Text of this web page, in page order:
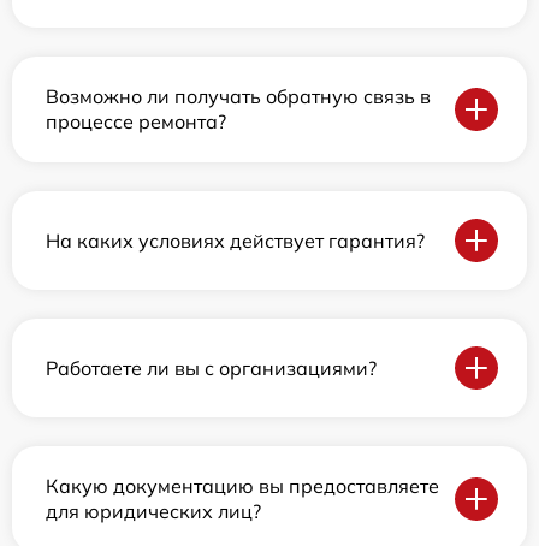
Возможно ли получать обратную связь в
процессе ремонта?
На каких условиях действует гарантия?
Работаете ли вы с организациями?
Какую документацию вы предоставляете
для юридических лиц?